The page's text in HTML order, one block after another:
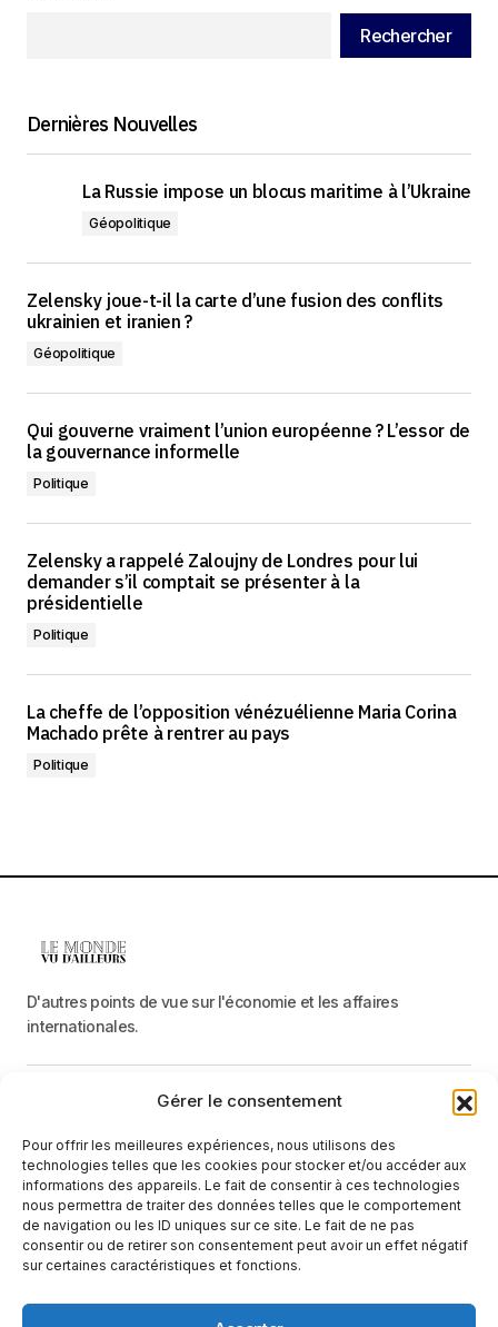
Gérer le consentement
Pour offrir les meilleures expériences, nous utilisons des
technologies telles que les cookies pour stocker et/ou accéder aux
informations des appareils. Le fait de consentir à ces technologies
nous permettra de traiter des données telles que le comportement
de navigation ou les ID uniques sur ce site. Le fait de ne pas
consentir ou de retirer son consentement peut avoir un effet négatif
sur certaines caractéristiques et fonctions.
Rechercher
Dernières Nouvelles
La Russie impose un blocus maritime à l’Ukraine
Géopolitique
Zelensky joue-t-il la carte d’une fusion des conflits
ukrainien et iranien ?
Géopolitique
Qui gouverne vraiment l’union européenne ? L’essor de
la gouvernance informelle
Politique
Zelensky a rappelé Zaloujny de Londres pour lui
demander s’il comptait se présenter à la
présidentielle
Politique
La cheffe de l’opposition vénézuélienne Maria Corina
Machado prête à rentrer au pays
Politique
D'autres points de vue sur l'économie et les affaires
internationales.
Catégories
Recevez une information neutre et factuelle
E-mail
En cliquant sur le bouton « S'abonner », vous confirmez que vous